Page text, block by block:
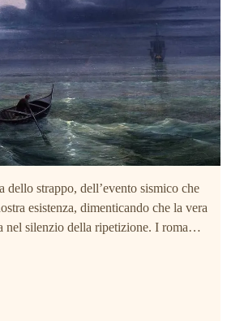
dello strappo, dell’evento sismico che
esistenza, dimenticando che la vera
nel silenzio della ripetizione. I roma…